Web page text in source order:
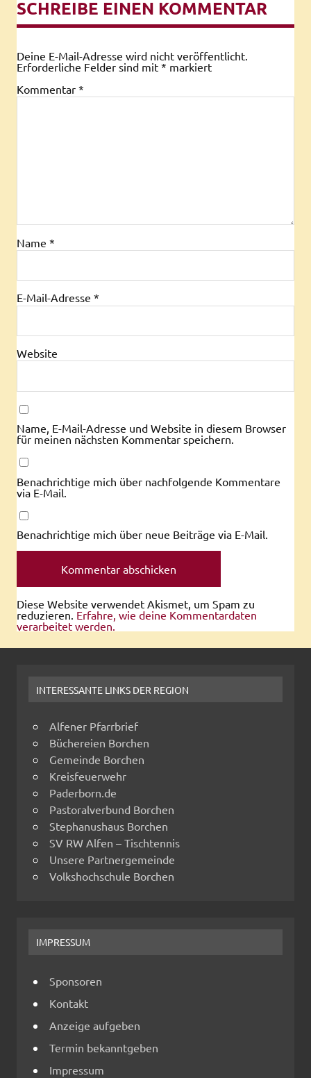
SCHREIBE EINEN KOMMENTAR
Deine E-Mail-Adresse wird nicht veröffentlicht.
Erforderliche Felder sind mit * markiert
Kommentar *
Name *
E-Mail-Adresse *
Website
Name, E-Mail-Adresse und Website in diesem Browser
für meinen nächsten Kommentar speichern.
Benachrichtige mich über nachfolgende Kommentare
via E-Mail.
Benachrichtige mich über neue Beiträge via E-Mail.
Diese Website verwendet Akismet, um Spam zu
reduzieren. Erfahre, wie deine Kommentardaten
verarbeitet werden.
INTERESSANTE LINKS DER REGION
Alfener Pfarrbrief
Büchereien Borchen
Gemeinde Borchen
Kreisfeuerwehr
Paderborn.de
Pastoralverbund Borchen
Stephanushaus Borchen
SV RW Alfen – Tischtennis
Unsere Partnergemeinde
Volkshochschule Borchen
IMPRESSUM
Sponsoren
Kontakt
Anzeige aufgeben
Termin bekanntgeben
Impressum